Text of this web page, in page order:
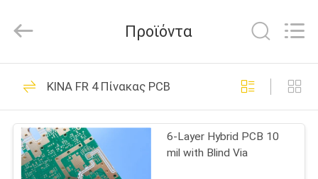
ΣΠΊΤΙ
ΠΡΟΪΌΝΤΑ
ΒΊΝΤΕΟ
Reserved.
Πίνακας PCB RF
359
Προϊόντα
ΚΙΝΑ FR 4 Πίνακας PCB
6-Layer Hybrid PCB 10
mil with Blind Via